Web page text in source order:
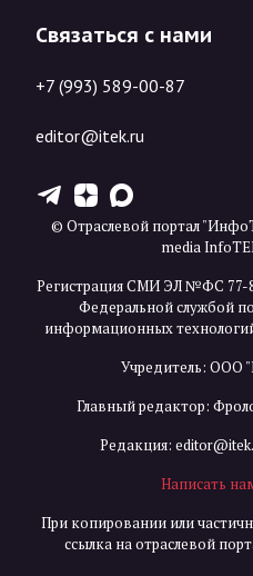
Связаться с нами
+7 (993) 589-00-87
editor@itek.ru
T Z X
© Отраслевой портал
media
Регистрация СМИ ЭЛ №ФС 77-
Федеральной службой
информационных
Учредитель:
Главный редактор:
Редакция:
Написать
При копировании или
ссылка на отраслевой